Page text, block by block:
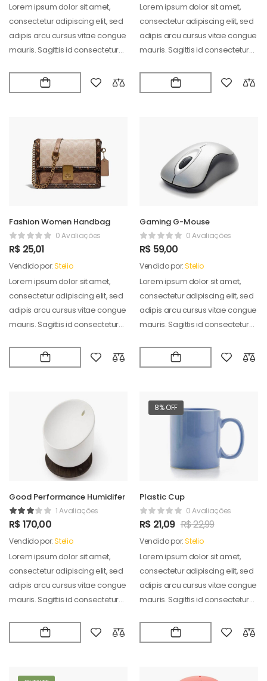
Lorem ipsum dolor sit amet,
consectetur adipiscing elit, sed
adipis arcu cursus vitae congue
mauris. Sagittis id consectetur
Lorem ipsum dolor sit amet,
consectetur adipiscing elit, sed
adipis arcu cursus vitae congue
mauris. Sagittis id consectetur
Fashion Women Handbag
0 Avaliações
R$ 25,01
Vendido por:Stelio
Lorem ipsum dolor sit amet,
consectetur adipiscing elit, sed
adipis arcu cursus vitae congue
mauris. Sagittis id consectetur
Gaming G-Mouse
0 Avaliações
R$ 59,00
Vendido por:Stelio
Lorem ipsum dolor sit amet,
consectetur adipiscing elit, sed
adipis arcu cursus vitae congue
mauris. Sagittis id consectetur
Good Performance Humidifer
1 Avaliações
R$170,00
Vendido por:Stelio
Lorem ipsum dolor sit amet,
consectetur adipiscing elit, sed
adipis arcu cursus vitae congue
mauris. Sagittis id consectetur
8% OFF
Plastic Cup
0 Avaliações
R$ 21,09 R$22,99
Vendido por:Stelio
Lorem ipsum dolor sit amet,
consectetur adipiscing elit, sed
adipis arcu cursus vitae congue
mauris. Sagittis id consectetur